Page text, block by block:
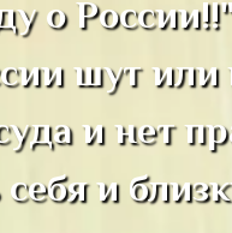
о
шут или
и нет
и